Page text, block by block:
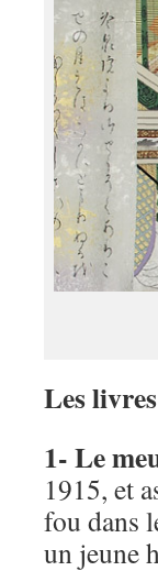
Les livres
1- Le
1915, et
fou dans
un jeune